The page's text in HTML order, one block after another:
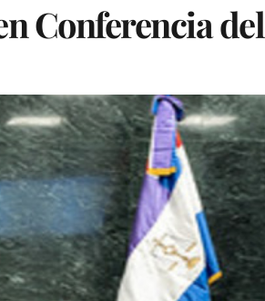
Conferencia del